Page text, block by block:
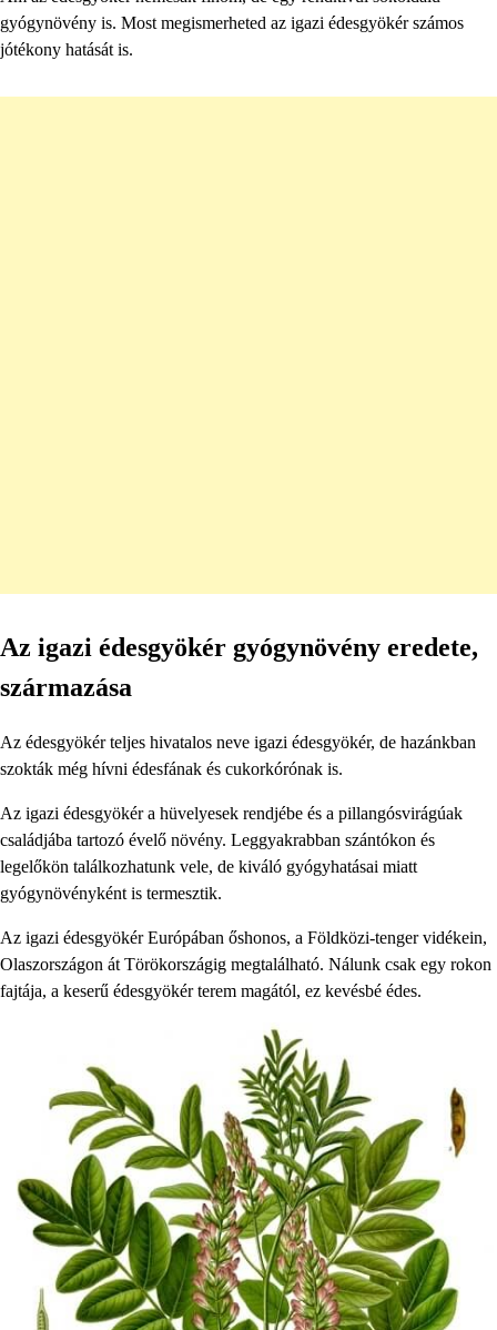
gyógynövény is. Most megismerheted az igazi édesgyökér számos
jótékony hatását is.
Az igazi édesgyökér gyógynövény eredete,
származása
Az édesgyökér teljes hivatalos neve igazi édesgyökér, de hazánkban
szokták még hívni édesfának és cukorkórónak is.
Az igazi édesgyökér a hüvelyesek rendjébe és a pillangósvirágúak
családjába tartozó évelő növény. Leggyakrabban szántókon és
legelőkön találkozhatunk vele, de kiváló gyógyhatásai miatt
gyógynövényként is termesztik.
Az igazi édesgyökér Európában őshonos, a Földközi-tenger vidékein,
Olaszországon át Törökországig megtalálható. Nálunk csak egy rokon
fajtája, a keserű édesgyökér terem magától, ez kevésbé édes.